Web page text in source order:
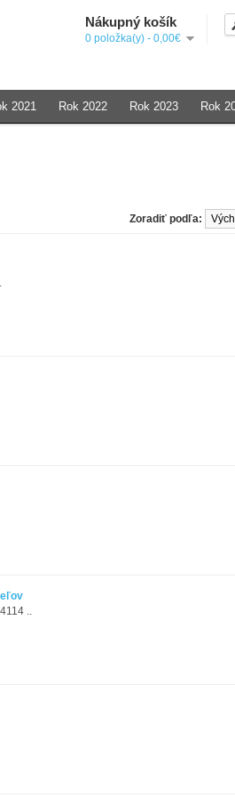
Nákupný košík
0 položka(y) - 0,00€
2021 Rok 2022 Rok 2023 Rok
Zoradiť podľa:
..